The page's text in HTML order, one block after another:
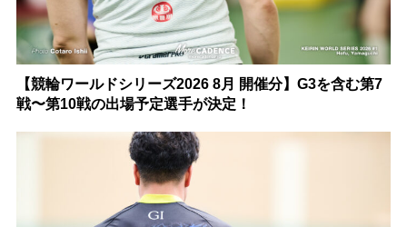
【競輪ワールドシリーズ2026 8月 開催分】G3を含む第7
戦〜第10戦の出場予定選手が決定！